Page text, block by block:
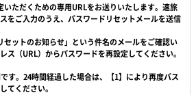
いただくための専用URLをお送りいたします。速旅
をご入力のうえ、パスワードリセットメールを送信
セットのお知らせ」という件名のメールをご確認い
ス（URL）からパスワードを再設定してください。
す。24時間経過した場合は、【1】により再度パス
てください。